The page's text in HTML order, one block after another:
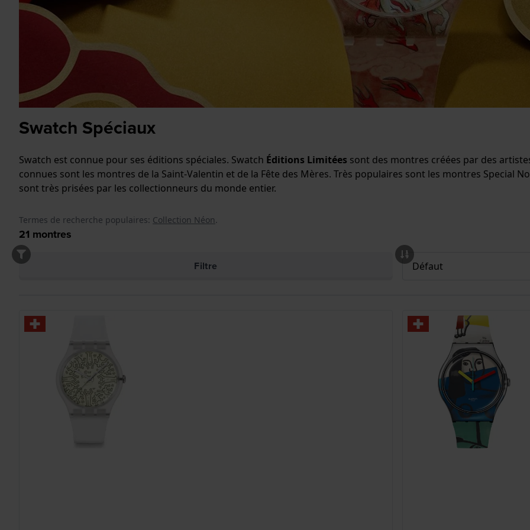
Swatch Spéciaux
Swatch est connue pour ses éditions spéciales. Swatch Éditions Limitées sont des montres créées par des
connues sont les montres de la Saint-Valentin et de la Fête des Mères. Très populaires sont les montres Special
sont très prisées par les collectionneurs du monde entier.
Termes de recherche populaires: Collection Néon.
21 montres
Filtre